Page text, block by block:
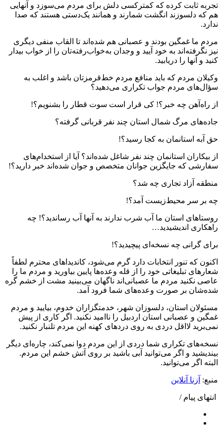
تجربه ثابت کرده که کمترکسی دلش برای مردم می‌سوزد و آنهایی
هم که دلسوزند انگشت شمارند و همانند یک‌دستی هستند که صدا
ندارد.
مردم ما غمگین بودند و عصبانی هم شده‌اند تا القاب منفی دیگری
نیز نگرفته‌اند به خود آیید و وجدان به‌خواب‌رفته‌تان را از خواب بیدار
کنید و آنها را دریابید.
وکیلان مردم که باید منافع مردم خط‌قرمزتان باشد و اغلب به
سؤال‌های مردم جواب تکراری می‌دهید؟
از راه‌آهن چه خبر؟! کی قرار است سوت قطار را بشنویم؟!
جاده‌های مرگ شمال استان چند نفر قربانی گرفته؟
حق آبه استانمان به کجا رسید؟!
از بیکاران استانمان چند نفر شاغل شده‌اند؟ آیا از استخدام‌های
سفارشی که جایگزین جوانان متخصص و جوان شده‌اند خبر دارید؟!
منطقه آزاد تجاری چه شد؟
چه بر سر محیط‌زیست آمد؟!
روستاهای استان ما آب شرب ندارند به آنها آب رساندید؟! چه
راهکاری اندیشیدید…
برای گرانی چه نسخه‌ای پیچیدید؟!
اکنون که تنور انتخابات دارد گرم می‌شود، کاندیداهای محترم لطفاً
شعارهای تبلیغاتی خود را از قله وعده‌ها پایین بیاورید و مردم ما را
عاصی نکنید مردم ما عصبانی‌اند ناگهان می‌بینید مشت از خشم گره
شده‌شان بر صورت وعده‌های شما فرود آمد.
مسئولان استان، دلسوزان شهر، خدمتگزاران خدوم، بیایید و مردم
غمگین و عصبانی استان اردبیل را ناامید نکنید. اگر کاری از پیش
نمی‌برید لااقل دردی به روی دردهای کهنه این مردم تلنبار نکنید.
نسخه‌های تکراری شما دردی از این مردم دوا نمی‌کند، چاره‌ای دیگر
بیندیشید و اگر می‌توانید آبی باشید بر روی آتش خشم این مردم.
البته اگر می‌توانید.
منبع: آزنا آنلاین
انتهای پیام /